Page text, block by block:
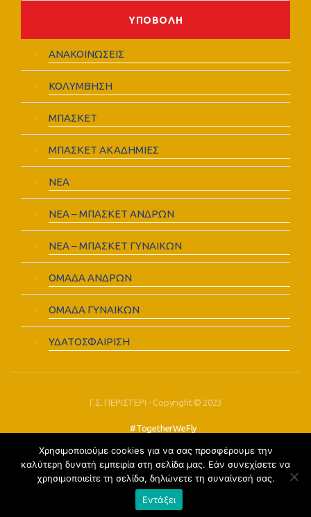
ΑΝΑΚΟΙΝΩΣΕΙΣ
ΚΟΛΥΜΒΗΣΗ
ΜΠΑΣΚΕΤ
ΜΠΑΣΚΕΤ ΑΚΑΔΗΜΙΕΣ
ΝΕΑ
ΝΕΑ – ΜΠΑΣΚΕΤ ΑΝΔΡΩΝ
ΝΕΑ – ΜΠΑΣΚΕΤ ΓΥΝΑΙΚΩΝ
ΟΜΑΔΑ ΑΝΔΡΩΝ
ΟΜΑΔΑ ΓΥΝΑΙΚΩΝ
ΥΔΑΤΟΣΦΑΙΡΙΣΗ
Γ.Σ. ΠΕΡΙΣΤΕΡΙ - Copyright © 2023
#TogetherWeFly
FOLLOW US:
Χρησιμοποιούμε cookies για να σας προσφέρουμε την
καλύτερη δυνατή εμπειρία στη σελίδα μας. Εάν συνεχίσετε να
χρησιμοποιείτε τη σελίδα, δηλώνετε τη συναίνεσή σας.
Εντάξει